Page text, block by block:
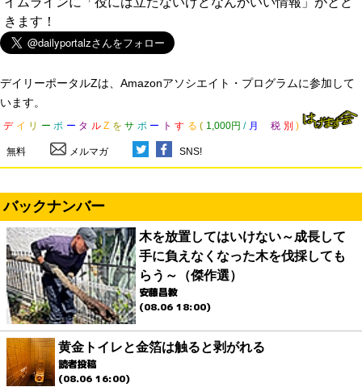
きます！
デイリーポータルZは、Amazonアソシエイト・プログラムに参加して
います。
デ イ リ ー ポ ー タ ル Z を サ ポ ー ト す る ( 1,000円 / 月 税 別 )
無料 メルマガ SNS!
バックナンバー
木を放置してはいけない～成長して
手に負えなくなった木を伐採しても
らう～（傑作選）
安藤昌教
(08.06 18:00)
黄金トイレと金箔は触ると剥がれる
読者投稿
(08.06 16:00)